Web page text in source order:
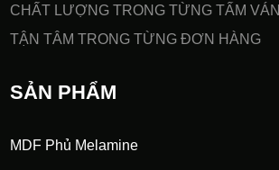
CHẤT LƯỢNG TRONG TỪNG TẤM VÁN
TẬN TÂM TRONG TỪNG ĐƠN HÀNG
SẢN PHẨM
MDF Phủ Melamine